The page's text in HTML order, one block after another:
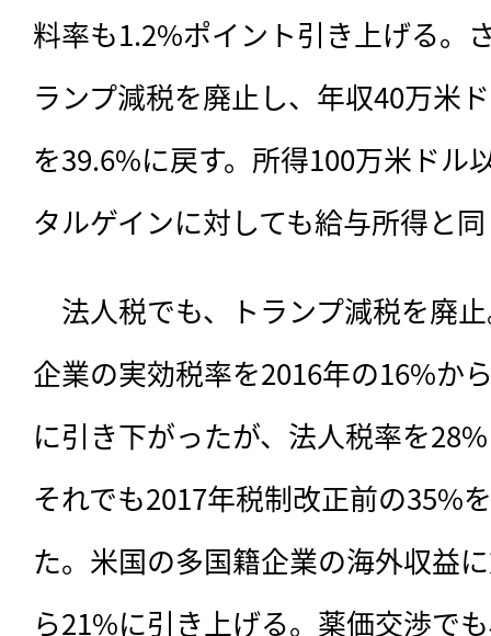
料率も1.2%ポイント引き上げる。
ランプ減税を廃止し、年収40万米
を39.6%に戻す。所得100万米ドル
タルゲインに対しても給与所得と
法人税でも、トランプ減税を廃
企業の実効税率を2016年の16%か
に引き下がったが、法人税率を
それでも2017年税制改正前の35%
た。米国の多国籍企業の海外収益
ら21%に引き上げる。薬価交渉で